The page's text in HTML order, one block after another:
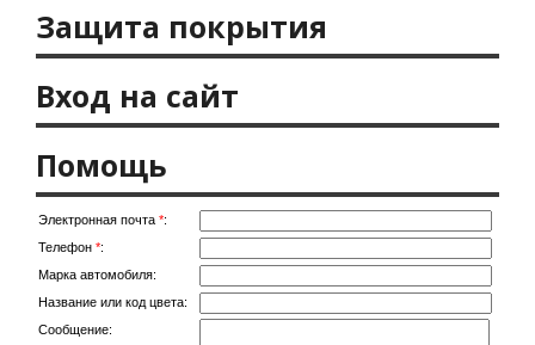
Защита покрытия
Вход на сайт
Помощь
Электронная почта *:
Телефон *:
Марка автомобиля:
Название или код цвета:
Сообщение: